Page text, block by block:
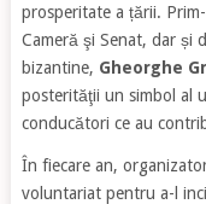
prosperitate a țării.
Cameră şi Senat, dar și
bizantine, Gheorghe
posterităţii un simbol al
conducători ce au
În fiecare an,
voluntariat pentru a-l